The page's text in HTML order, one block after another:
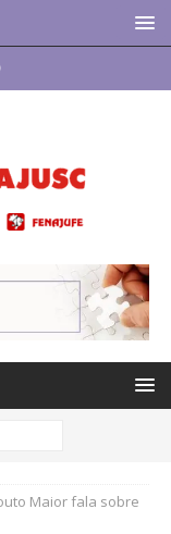
Maior fala sobre